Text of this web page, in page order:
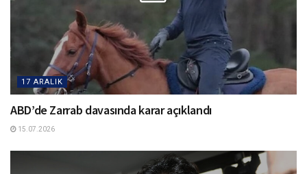
17 ARALIK
ABD’de Zarrab davasında karar açıklandı
15.07.2026